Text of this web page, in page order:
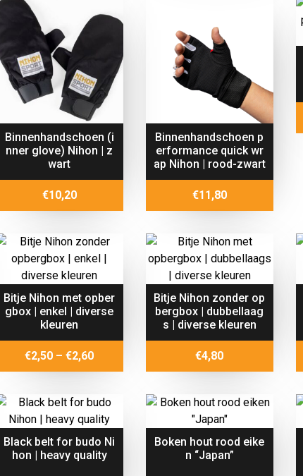
Binnenhandschoen (i
nner glove) Nihon | z
wart
€10,20
Binnenhandschoen p
erformance quick wr
ap Nihon | rood-zwart
€11,80
Bitje Nihon met opber
gbox | enkel | diverse
kleuren
€2,50 – €2,60Price
range:
through
€2,60
Bitje Nihon zonder op
bergbox | dubbellaag
s | diverse kleuren
€4,80
Black belt for budo Ni
hon | heavy quality
Boken hout rood eike
n “Japan”